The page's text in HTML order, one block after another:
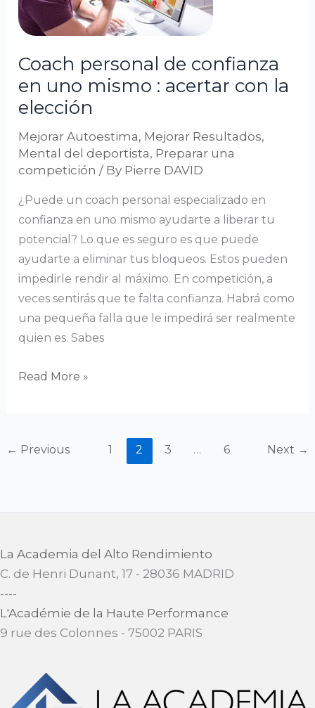
Coach personal de confianza
en uno mismo : acertar con la
elección
Mejorar Autoestima, Mejorar Resultados,
Mental del deportista, Preparar una
competición / By Pierre DAVID
¿Puede un coach personal especializado en
confianza en uno mismo ayudarte a liberar tu
potencial? Lo que es seguro es que puede
ayudarte a eliminar tus bloqueos. Estos pueden
impedirle rendir al máximo. En competición, a
veces sentirás que te falta confianza. Habrá como
una pequeña falla que le impedirá ser realmente
quien es. Sabes
en
uno
:
acertar
con
elección
Read More »
← Previous 1 2 3 … 6 Next →
La Academia del Alto Rendimiento
C. de Henri Dunant, 17 - 28036 MADRID
​----
L'Académie de la Haute Performance
9 rue des Colonnes - 75002 PARIS